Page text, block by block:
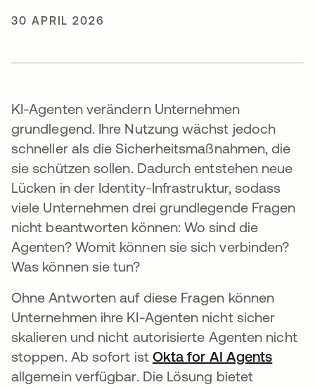
30 APRIL 2026
KI-Agenten verändern Unternehmen
grundlegend. Ihre Nutzung wächst jedoch
schneller als die Sicherheitsmaßnahmen, die
sie schützen sollen. Dadurch entstehen neue
Lücken in der Identity-Infrastruktur, sodass
viele Unternehmen drei grundlegende Fragen
nicht beantworten können: Wo sind die
Agenten? Womit können sie sich verbinden?
Was können sie tun?
Ohne Antworten auf diese Fragen können
Unternehmen ihre KI-Agenten nicht sicher
skalieren und nicht autorisierte Agenten nicht
stoppen. Ab sofort ist Okta for AI Agents
allgemein verfügbar. Die Lösung bietet